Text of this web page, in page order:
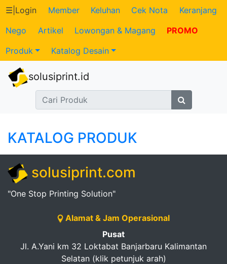
Katalog
Produk
Petugas
Transaksi
Tagihan
Berjalan
Fee
☰ Login Member Keluhan Cek Nota
Keranjang
Nego
Artikel Lowongan & Magang
PROMO
Produk
Katalog Desain
solusiprint.id
KATALOG PRODUK
solusiprint.com
"One Stop Printing Solution"
Alamat & Jam Operasional
Pusat
Jl. A.Yani km 32 Loktabat Banjarbaru Kalimantan
Selatan (klik petunjuk arah)